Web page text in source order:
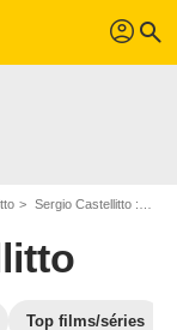
profil search
Sergio Castellitto : Films et séries online
Top films/séries